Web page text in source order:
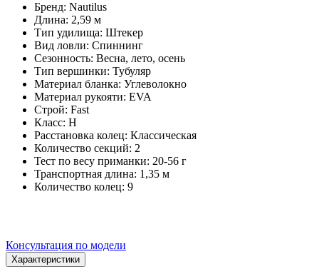
Бренд: Nautilus
Длина: 2,59 м
Тип удилища: Штекер
Вид ловли: Спиннинг
Сезонность: Весна, лето, осень
Тип вершинки: Тубуляр
Материал бланка: Углеволокно
Материал рукояти: EVA
Строй: Fast
Класс: H
Расстановка колец: Классическая
Количество секций: 2
Тест по весу приманки: 20-56 г
Транспортная длина: 1,35 м
Количество колец: 9
Консультация по модели
Характеристики